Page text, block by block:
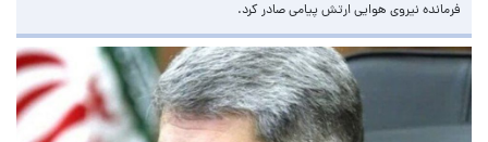
فرمانده نیروی هوایی ارتش پیامی صادر کرد.